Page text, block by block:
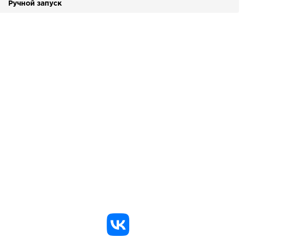
Ручной запуск